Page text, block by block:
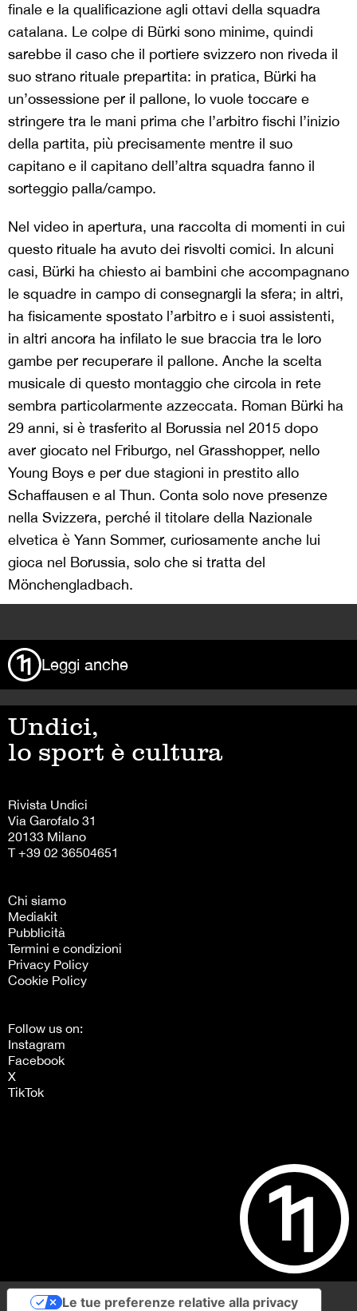
finale e la qualificazione agli ottavi della squadra
catalana. Le colpe di Bürki sono minime, quindi
sarebbe il caso che il portiere svizzero non riveda il
suo strano rituale prepartita: in pratica, Bürki ha
un’ossessione per il pallone, lo vuole toccare e
stringere tra le mani prima che l’arbitro fischi l’inizio
della partita, più precisamente mentre il suo
capitano e il capitano dell’altra squadra fanno il
sorteggio palla/campo.
Nel video in apertura, una raccolta di momenti in cui
questo rituale ha avuto dei risvolti comici. In alcuni
casi, Bürki ha chiesto ai bambini che accompagnano
le squadre in campo di consegnargli la sfera; in altri,
ha fisicamente spostato l’arbitro e i suoi assistenti,
in altri ancora ha infilato le sue braccia tra le loro
gambe per recuperare il pallone. Anche la scelta
musicale di questo montaggio che circola in rete
sembra particolarmente azzeccata. Roman Bürki ha
29 anni, si è trasferito al Borussia nel 2015 dopo
aver giocato nel Friburgo, nel Grasshopper, nello
Young Boys e per due stagioni in prestito allo
Schaffausen e al Thun. Conta solo nove presenze
nella Svizzera, perché il titolare della Nazionale
elvetica è Yann Sommer, curiosamente anche lui
gioca nel Borussia, solo che si tratta del
Mönchengladbach.
Leggi anche
Undici,
lo sport è cultura
Rivista Undici
Via Garofalo 31
20133 Milano
T +39 02 36504651
Chi siamo
Mediakit
Pubblicità
Termini e condizioni
Privacy Policy
Cookie Policy
Follow us on:
Instagram
Facebook
X
TikTok
Le tue preferenze relative alla privacy